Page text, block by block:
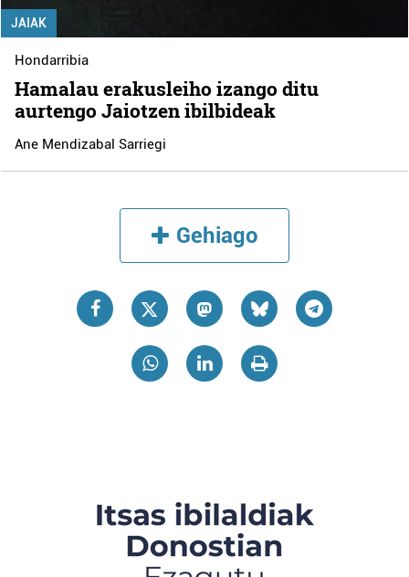
JAIAK
Hondarribia
Hamalau erakusleiho izango ditu
aurtengo Jaiotzen ibilbideak
Ane Mendizabal Sarriegi
Gehiago